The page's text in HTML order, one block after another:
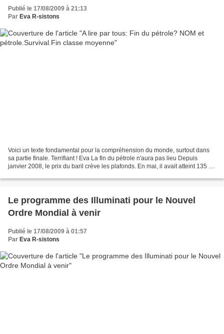
Publié le 17/08/2009 à 21:13
Par Eva R-sistons
Voici un texte fondamental pour la compréhension du monde, surtout dans
sa partie finale. Terrifiant ! Eva La fin du pétrole n'aura pas lieu Depuis
janvier 2008, le prix du baril crève les plafonds. En mai, il avait atteint 135 $,
Le programme des Illuminati pour le Nouvel
Ordre Mondial à venir
Publié le 17/08/2009 à 01:57
Par Eva R-sistons